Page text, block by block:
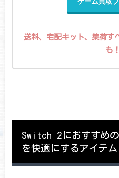
送料、宅配キット、集荷す
も！
Switch 2におすすめ
を快適にするアイテム